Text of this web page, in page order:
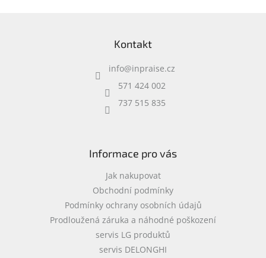
Kontakt
info@inpraise.cz
571 424 002
737 515 835
Informace pro vás
Jak nakupovat
Obchodní podmínky
Podmínky ochrany osobních údajů
Prodloužená záruka a náhodné poškození
servis LG produktů
servis DELONGHI